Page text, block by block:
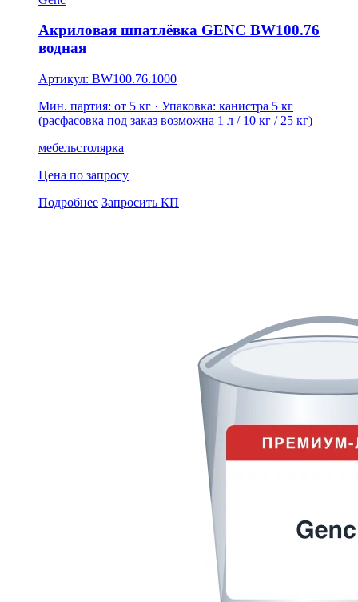
Акриловая шпатлёвка GENC BW100.76
водная
Артикул: BW100.76.1000
Мин. партия: от 5 кг · Упаковка: канистра 5 кг
(расфасовка под заказ возможна 1 л / 10 кг / 25 кг)
мебельстолярка
Цена по запросу
Подробнее Запросить КП